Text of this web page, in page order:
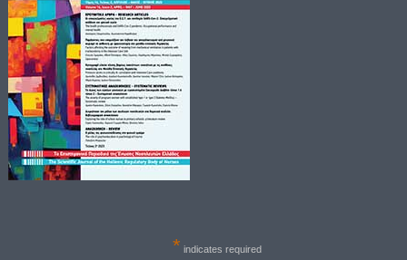
* indicates required